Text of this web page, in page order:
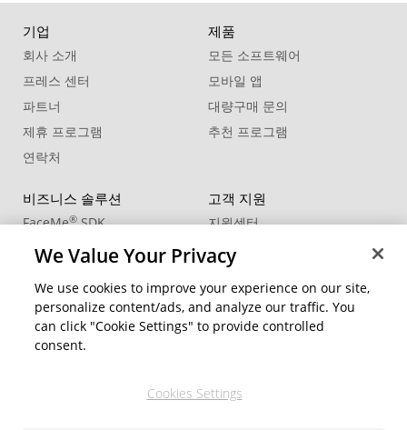
기업
회사 소개
프레스 센터
파트너
제휴 프로그램
연락처
제품
모든 소프트웨어
모바일 앱
대량구매 문의
추천 프로그램
비즈니스 솔루션
FaceMe®SDK
고객 지원
지원센터
제품 업데이트
커뮤니티
회원 영역
지역 변경
We Value Your Privacy
We use cookies to improve your experience on our site,
personalize content/ads, and analyze our traffic. You
can click "Cookie Settings" to provide controlled
consent.
Cookies Settings